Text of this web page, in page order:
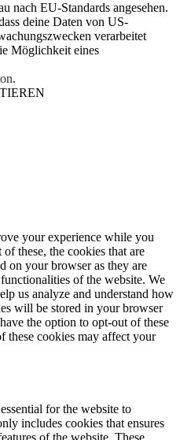
nach EU-Standards angesehen.
deine Daten von US-
verarbeitet
Möglichkeit eines
.
your experience while you
these, the cookies that are
on your browser as they are
of the website. We
us analyze and understand how
will be stored in your browser
the option to opt-out of these
these cookies may affect your
for the website to
includes cookies that ensures
of the website. These